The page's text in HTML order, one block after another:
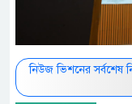
নিউজ ভিশনের